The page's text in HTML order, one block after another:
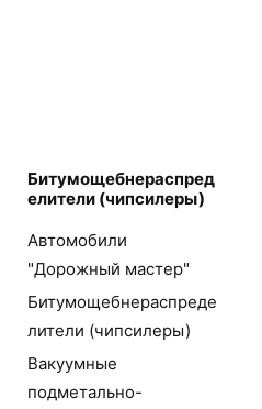
Битумощебнераспред
елители (чипсилеры)
Автомобили
"Дорожный мастер"
Битумощебнераспреде
лители (чипсилеры)
Вакуумные
подметально-